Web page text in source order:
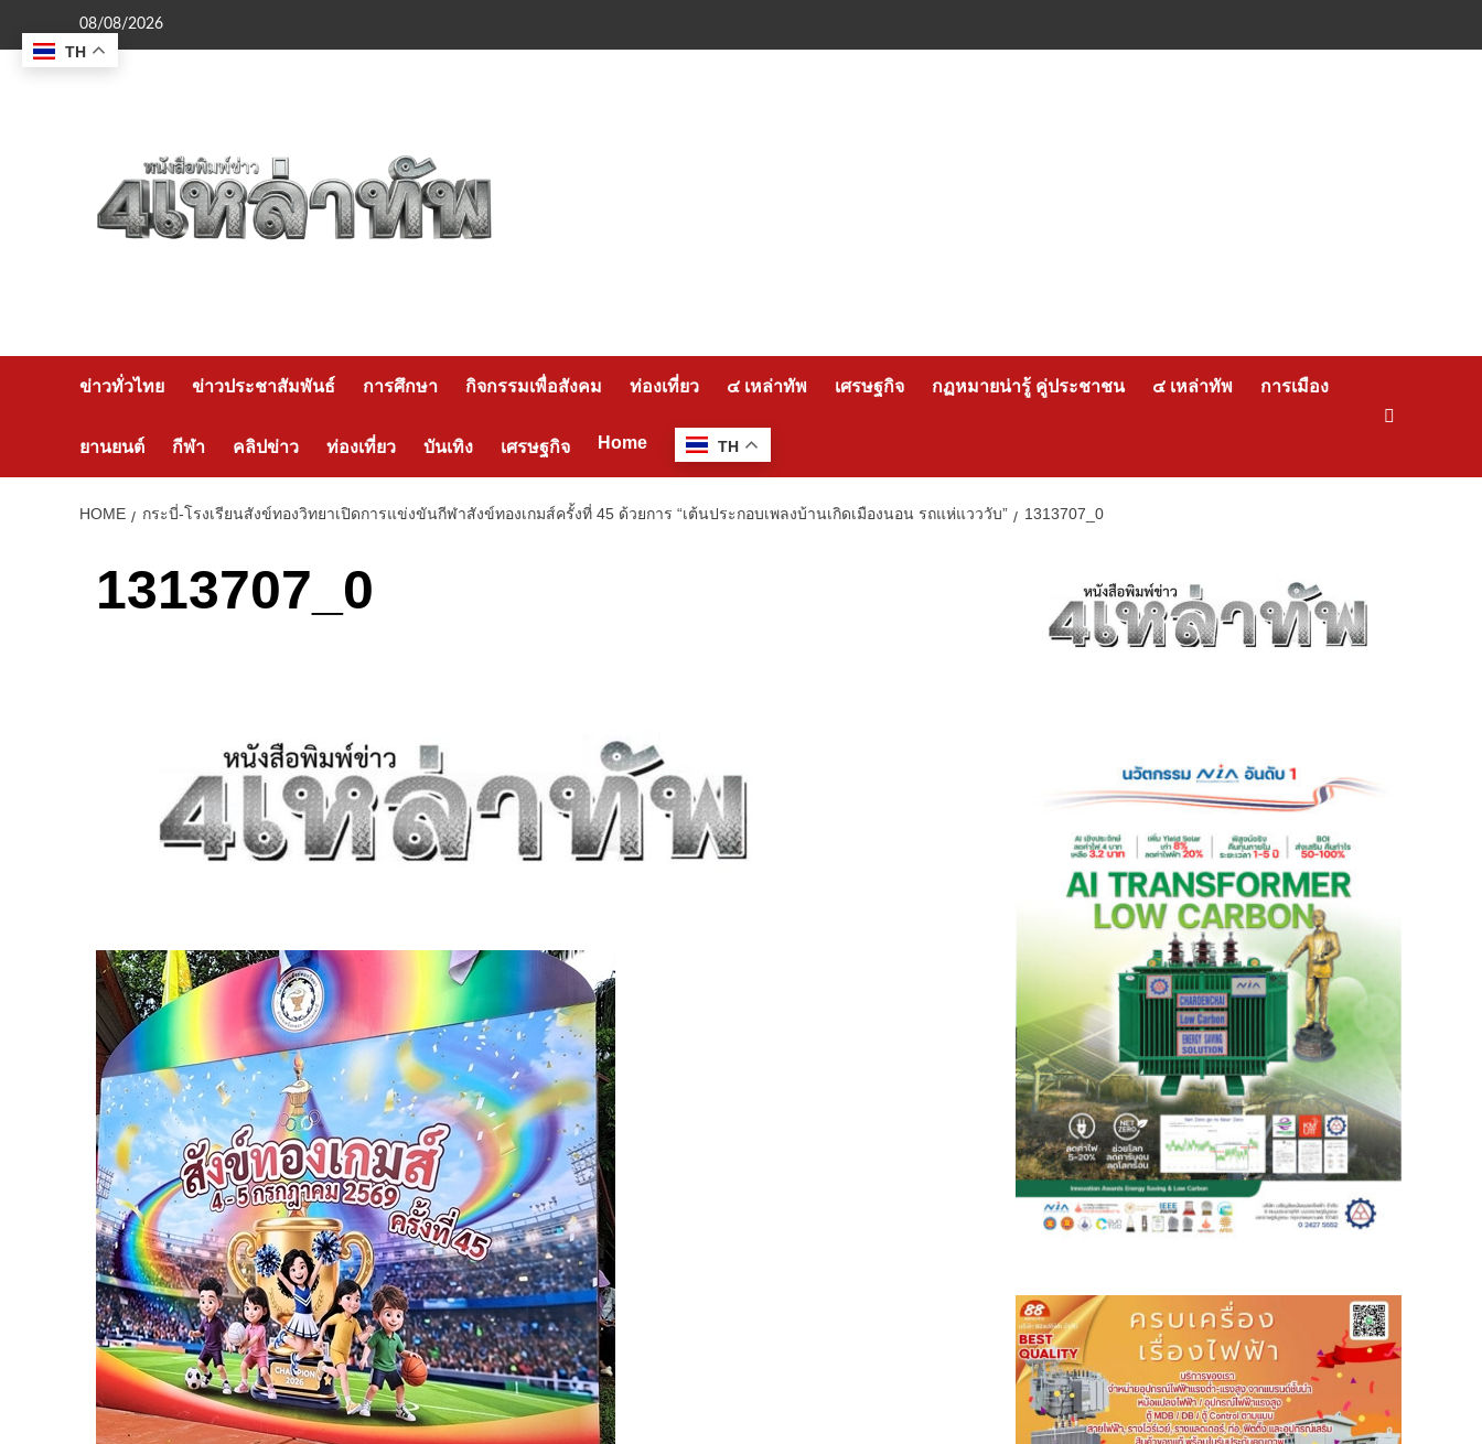
content
08/08/2026
ข่าวทั่วไทย ข่าวประชาสัมพันธ์ การศึกษา กิจกรรมเพื่อสังคม ท่องเที่ยว ๔ เหล่าทัพ เศรษฐกิจ กฏหมายน่ารู้ คู่ประชาชน ๔ เหล่าทัพ การเมือง
ยานยนต์ กีฬา คลิปข่าว ท่องเที่ยว บันเทิง เศรษฐกิจ Home TH
HOME กระบี่-โรงเรียนสังข์ทองวิทยาเปิดการแข่งขันกีฬาสังข์ทองเกมส์ครั้งที่ 45 ด้วยการ “เต้นประกอบเพลงบ้านเกิดเมืองนอน รถแห่แวววับ” 1313707_0
1313707_0
TH